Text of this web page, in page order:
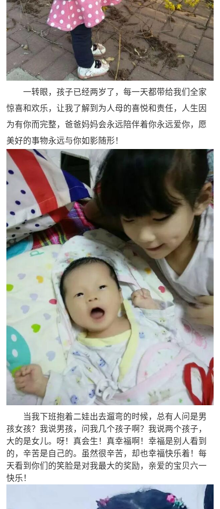
一转眼，孩子已经两岁了，每一天都带给我们全家
惊喜和欢乐，让我了解到为人母的喜悦和责任，人生因
为有你而完整，爸爸妈妈会永远陪伴着你永远爱你，愿
美好的事物永远与你如影随形！
当我下班抱着二娃出去遛弯的时候，总有人问是男
孩女孩？我说男孩，问我几个孩子啊？我说两个孩子，
大的是女儿。呀！真会生！真幸福啊！幸福是别人看到
的，辛苦是自己的。虽然很辛苦，却也幸福快乐着！每
天看到你们的笑脸是对我最大的奖励，亲爱的宝贝六一
快乐！